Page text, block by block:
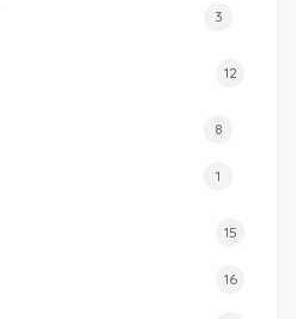
3
12
8
1
15
16